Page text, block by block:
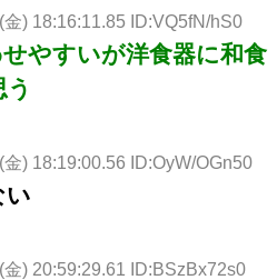
) 18:16:11.85 ID:VQ5fN/hS0
やすいが洋食器に和食
) 18:19:00.56 ID:OyW/OGn50
い
金) 20:59:29.61 ID:BSzBx72s0